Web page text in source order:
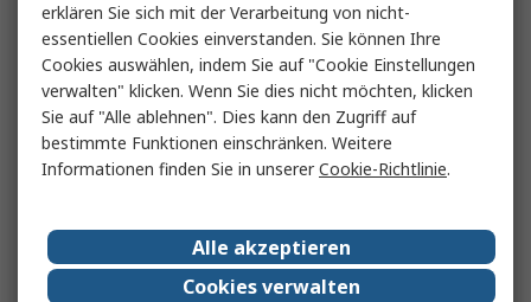
erklären Sie sich mit der Verarbeitung von nicht-
essentiellen Cookies einverstanden. Sie können Ihre
Cookies auswählen, indem Sie auf "Cookie Einstellungen
verwalten" klicken. Wenn Sie dies nicht möchten, klicken
Sie auf "Alle ablehnen". Dies kann den Zugriff auf
bestimmte Funktionen einschränken. Weitere
Informationen finden Sie in unsererCookie-Richtlinie.
Alle akzeptieren
Cookies verwalten